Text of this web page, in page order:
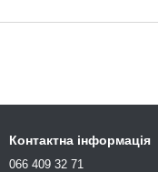
Контактна інформація
066 409 32 71